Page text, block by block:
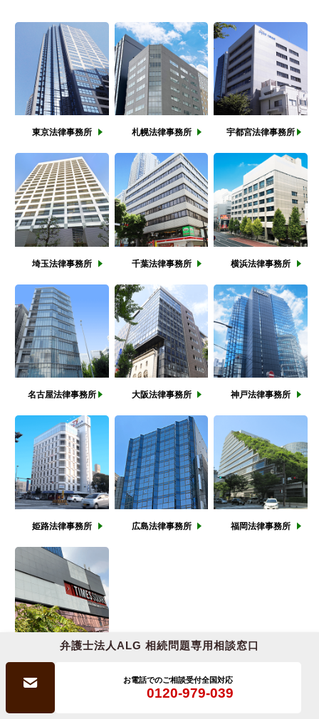
弁護士法人ALG 相続問題専用相談窓口
お電話でのご相談受付全国対応
0120-979-039
東京法律事務所 札幌法律事務所 宇都宮法律事務所
埼玉法律事務所 千葉法律事務所 横浜法律事務所
名古屋法律事務所 大阪法律事務所 神戸法律事務所
姫路法律事務所 広島法律事務所 福岡法律事務所